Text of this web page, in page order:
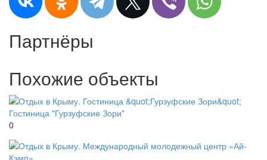
Партнёры
Похожие объекты
Гостиница "Гурзуфские Зори"
0